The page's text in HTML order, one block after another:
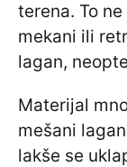
terena. To
mekani ili
lagan,
Materijal
mešani
lakše se